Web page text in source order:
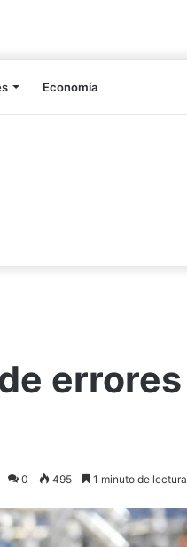
Economía
errores
0 495 1 minuto de lectura